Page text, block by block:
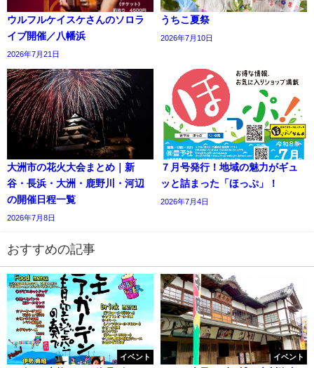
ウルフルケイスケさんのソロラ
イブ開催／八幡浜
2026年7月21日
うちこ夏祭
2026年7月10日
大洲市の花火大会まとめ｜新
谷・長浜・大洲・鹿野川・河辺
の開催日程一覧
2026年7月8日
７月号発行！地域の魅力がギュ
ッと詰まった「ほっぷ」！
2026年7月4日
おすすめの記事
イベント イベント